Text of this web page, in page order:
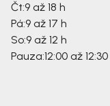
Čt:9 až 18 h
Pá:9 až 17 h
So:9 až 12 h
Pauza:12:00 až 12:30